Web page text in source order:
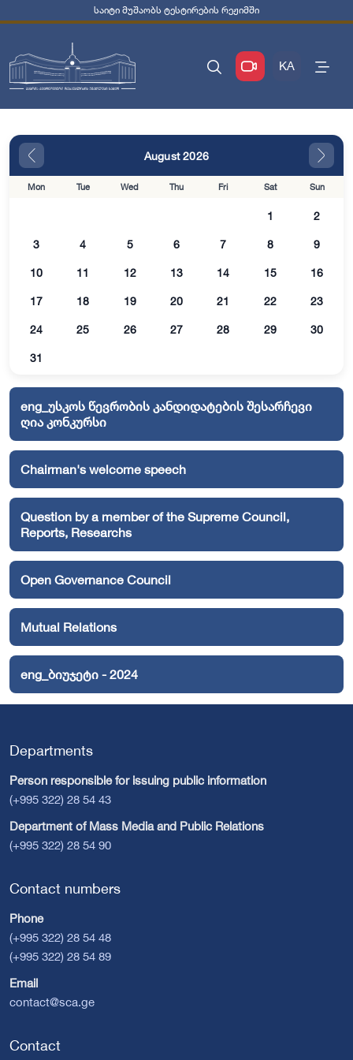
საიტი მუშაობს ტესტირების რეჟიმში
KA
August 2026
Mon Tue Wed Thu Fri Sat Sun
1 2
3 4 5 6 7 8 9
10 11 12 13 14 15 16
17 18 19 20 21 22 23
24 25 26 27 28 29 30
31
eng_უსკოს წევრობის კანდიდატების შესარჩევი
ღია კონკურსი
Chairman's welcome speech
Question by a member of the Supreme Council,
Reports, Researchs
Open Governance Council
Mutual Relations
eng_ბიუჯეტი - 2024
Departments
Person responsible for issuing public information
(+995 322) 28 54 43
Department of Mass Media and Public Relations
(+995 322) 28 54 90
Contact numbers
Phone
(+995 322) 28 54 48
(+995 322) 28 54 89
Email
contact@sca.ge
Contact